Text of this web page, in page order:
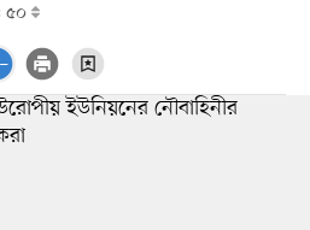
৫০